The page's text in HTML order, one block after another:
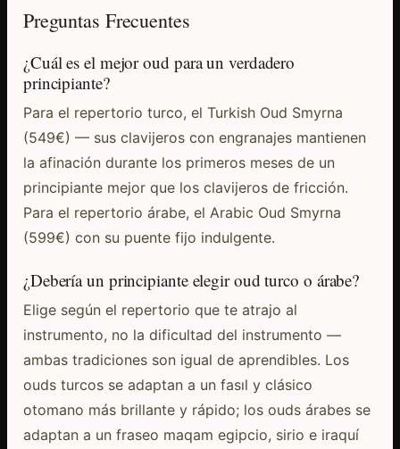
Preguntas Frecuentes
¿Cuál es el mejor oud para un verdadero
principiante?
Para el repertorio turco, el Turkish Oud Smyrna
(549€) — sus clavijeros con engranajes mantienen
la afinación durante los primeros meses de un
principiante mejor que los clavijeros de fricción.
Para el repertorio árabe, el Arabic Oud Smyrna
(599€) con su puente fijo indulgente.
¿Debería un principiante elegir oud turco o árabe?
Elige según el repertorio que te atrajo al
instrumento, no la dificultad del instrumento —
ambas tradiciones son igual de aprendibles. Los
ouds turcos se adaptan a un fasıl y clásico
otomano más brillante y rápido; los ouds árabes se
adaptan a un fraseo maqam egipcio, sirio e iraquí